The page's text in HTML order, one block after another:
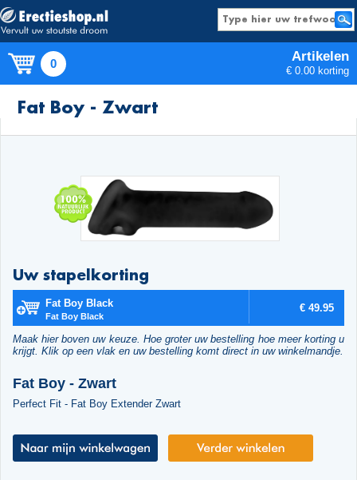
0 Artikelen
€ 0.00 korting
Producten
Fat Boy - Zwart
Uw stapelkorting
Fat Boy Black
Fat Boy Black
€ 49.95
Maak hier boven uw keuze. Hoe groter uw bestelling hoe meer korting u
krijgt. Klik op een vlak en uw bestelling komt direct in uw winkelmandje.
Fat Boy - Zwart
Perfect Fit - Fat Boy Extender Zwart